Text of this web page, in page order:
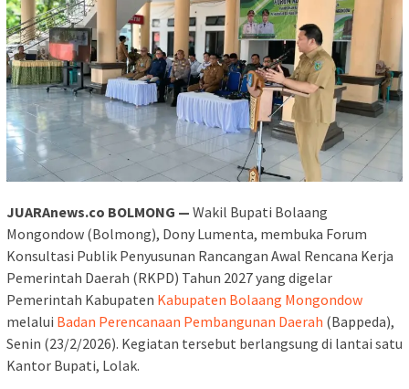
JUARAnews.co BOLMONG — Wakil Bupati Bolaang
Mongondow (Bolmong), Dony Lumenta, membuka Forum
Konsultasi Publik Penyusunan Rancangan Awal Rencana Kerja
Pemerintah Daerah (RKPD) Tahun 2027 yang digelar
Pemerintah Kabupaten Kabupaten Bolaang Mongondow
melalui Badan Perencanaan Pembangunan Daerah (Bappeda),
Senin (23/2/2026). Kegiatan tersebut berlangsung di lantai satu
Kantor Bupati, Lolak.